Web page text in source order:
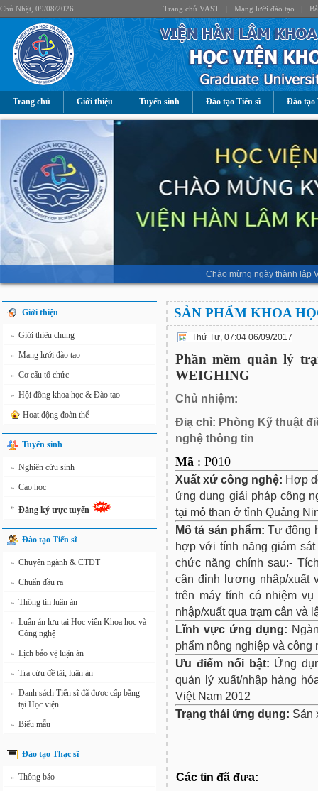
Chủ Nhật, 09/08/2026 Trang chủ VAST Mạng lưới đào tạo
Trang chủ Giới thiệu Tuyển sinh Đào tạo Tiến sĩ Đào tạo
Chào mừng ngày thành lập
Giới thiệu
» Giới thiệu chung
» Mạng lưới đào tạo
» Cơ cấu tổ chức
» Hội đồng khoa học & Đào tạo
Hoạt động đoàn thể
Tuyển sinh
» Nghiên cứu sinh
» Cao học
» Đăng ký trực tuyến
Đào tạo Tiến sĩ
» Chuyên ngành & CTĐT
» Chuẩn đầu ra
» Thông tin luận án
» Luận án lưu tại Học viện Khoa học và
Công nghệ
» Lịch bảo vệ luận án
» Tra cứu đề tài, luận án
» Danh sách Tiến sĩ đã được cấp bằng
tại Học viện
» Biểu mẫu
Đào tạo Thạc sĩ
» Thông báo
SẢN PHẨM KHOA
Thứ Tư, 07:04 06/09/2017
Phần mềm quản lý
WEIGHING
Chủ nhiệm:
Điạ chỉ: Phòng Kỹ thuật
nghệ thông tin
Mã : P010
Xuất xứ công nghệ: Hợp
ứng dụng giải pháp công
tại mỏ than ở tỉnh Quảng
Mô tả sản phẩm:Tự động
hợp với tính năng giám
chức năng chính sau:-
cân định lượng nhập/xuất
trên máy tính có nhiệm
nhập/xuất qua trạm cân và
Lĩnh vực ứng dụng:
phẩm nông nghiệp và công
Ưu điểm nổi bật: Ứng
quản lý xuất/nhập hàng
Việt Nam 2012
Trạng thái ứng dụng: Sản
Các tin đã đưa: